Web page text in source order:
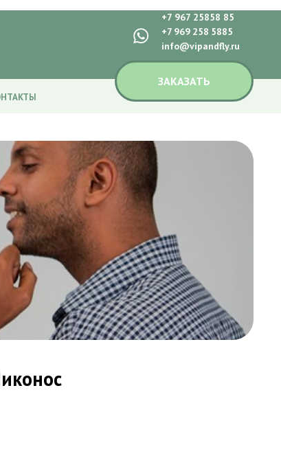
+7 967 25858 85
+7 969 258 5885
info@vipandfly.ru
ЗАКАЗАТЬ